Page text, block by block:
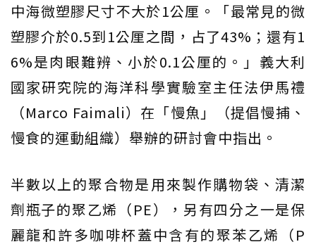
中海微塑膠尺寸不大於1公厘。「最常見的微
塑膠介於0.5到1公厘之間，占了43%；還有1
6%是肉眼難辨、小於0.1公厘的。」義大利
國家研究院的海洋科學實驗室主任法伊馬禮
（Marco Faimali）在「慢魚」（提倡慢捕、
慢食的運動組織）舉辦的研討會中指出。
半數以上的聚合物是用來製作購物袋、清潔
劑瓶子的聚乙烯（PE），另有四分之一是保
麗龍和許多咖啡杯蓋中含有的聚苯乙烯（P